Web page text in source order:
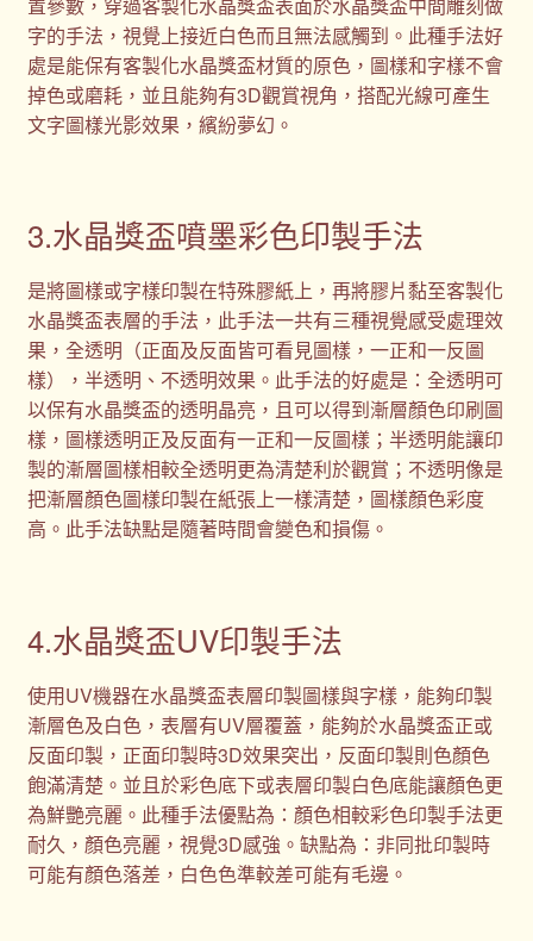
字的手法，視覺上接近白色而且無法感觸到。此種手法好
處是能保有客製化水晶獎盃材質的原色，圖樣和字樣不會
掉色或磨耗，並且能夠有3D觀賞視角，搭配光線可產生
文字圖樣光影效果，繽紛夢幻。
3.水晶獎盃噴墨彩色印製手法
是將圖樣或字樣印製在特殊膠紙上，再將膠片黏至客製化
水晶獎盃表層的手法，此手法一共有三種視覺感受處理效
果，全透明（正面及反面皆可看見圖樣，一正和一反圖
樣），半透明、不透明效果。此手法的好處是：全透明可
以保有水晶獎盃的透明晶亮，且可以得到漸層顏色印刷圖
樣，圖樣透明正及反面有一正和一反圖樣；半透明能讓印
製的漸層圖樣相較全透明更為清楚利於觀賞；不透明像是
把漸層顏色圖樣印製在紙張上一樣清楚，圖樣顏色彩度
高。此手法缺點是隨著時間會變色和損傷。
4.水晶獎盃UV印製手法
使用UV機器在水晶獎盃表層印製圖樣與字樣，能夠印製
漸層色及白色，表層有UV層覆蓋，能夠於水晶獎盃正或
反面印製，正面印製時3D效果突出，反面印製則色顏色
飽滿清楚。並且於彩色底下或表層印製白色底能讓顏色更
為鮮艷亮麗。此種手法優點為：顏色相較彩色印製手法更
耐久，顏色亮麗，視覺3D感強。缺點為：非同批印製時
可能有顏色落差，白色色準較差可能有毛邊。